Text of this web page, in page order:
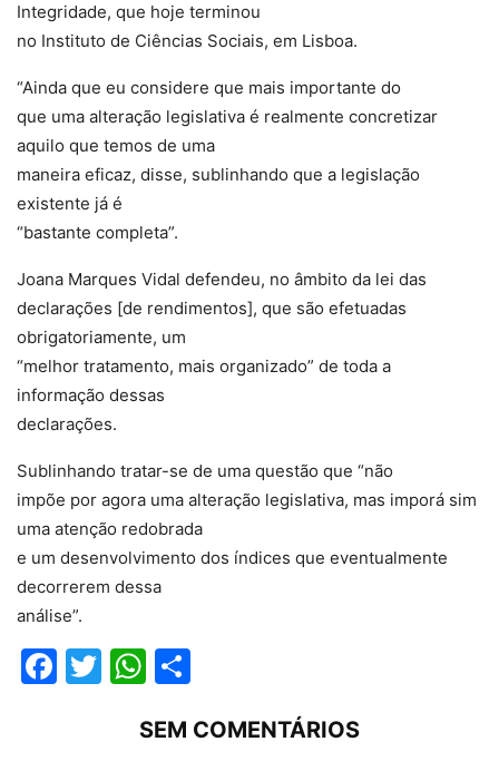
Integridade, que hoje terminou
no Instituto de Ciências Sociais, em Lisboa.
“Ainda que eu considere que mais importante do
que uma alteração legislativa é realmente concretizar
aquilo que temos de uma
maneira eficaz, disse, sublinhando que a legislação
existente já é
“bastante completa”.
Joana Marques Vidal defendeu, no âmbito da lei das
declarações [de rendimentos], que são efetuadas
obrigatoriamente, um
“melhor tratamento, mais organizado” de toda a
informação dessas
declarações.
Sublinhando tratar-se de uma questão que “não
impõe por agora uma alteração legislativa, mas imporá sim
uma atenção redobrada
e um desenvolvimento dos índices que eventualmente
decorrerem dessa
análise”.
Facebook
TwitterWhatsApp
SEM COMENTÁRIOS